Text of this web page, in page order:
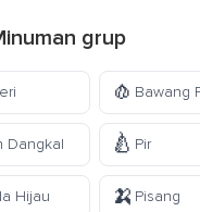
grup
🧄 Bawang
Dangkal 🍐 Pir
Hijau 🍌 Pisang